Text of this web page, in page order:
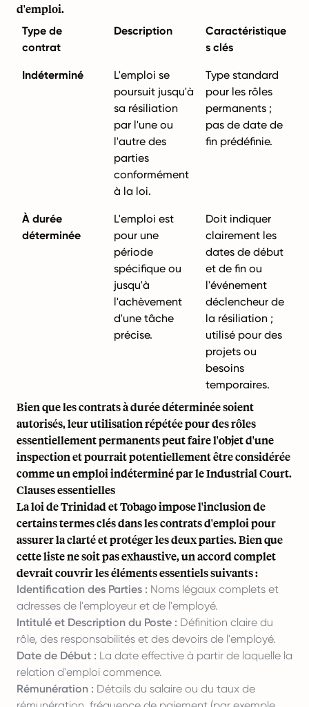
d'emploi.
Type de
contrat
Description
Caractéristique
s clés
Indéterminé
L'emploi se
poursuit jusqu'à
sa résiliation
par l'une ou
l'autre des
parties
conformément
à la loi.
Type standard
pour les rôles
permanents ;
pas de date de
fin prédéfinie.
À durée
déterminée
L'emploi est
pour une
période
spécifique ou
jusqu'à
l'achèvement
d'une tâche
précise.
Doit indiquer
clairement les
dates de début
et de fin ou
l'événement
déclencheur de
la résiliation ;
utilisé pour des
projets ou
besoins
temporaires.
Bien que les contrats à durée déterminée soient
autorisés, leur utilisation répétée pour des rôles
essentiellement permanents peut faire l'objet d'une
inspection et pourrait potentiellement être considérée
comme un emploi indéterminé par le Industrial Court.
Clauses essentielles
La loi de Trinidad et Tobago impose l'inclusion de
certains termes clés dans les contrats d'emploi pour
assurer la clarté et protéger les deux parties. Bien que
cette liste ne soit pas exhaustive, un accord complet
devrait couvrir les éléments essentiels suivants :
Identification des Parties : Noms légaux complets et
adresses de l'employeur et de l'employé.
Intitulé et Description du Poste : Définition claire du
rôle, des responsabilités et des devoirs de l'employé.
Date de Début : La date effective à partir de laquelle la
relation d'emploi commence.
Rémunération : Détails du salaire ou du taux de